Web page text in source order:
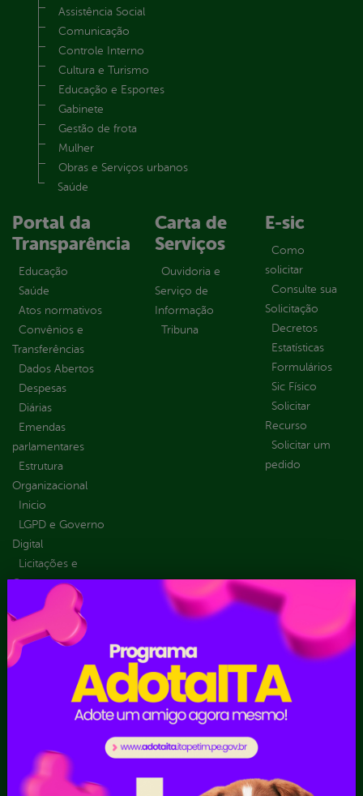
Assistência Social
Comunicação
Controle Interno
Cultura e Turismo
Educação e Esportes
Gabinete
Gestão de frota
Mulher
Obras e Serviços urbanos
Saúde
Portal da
Transparência
Educação
Saúde
Atos normativos
Convênios e
Transferências
Dados Abertos
Despesas
Diárias
Emendas
parlamentares
Estrutura
Organizacional
Inicio
LGPD e Governo
Digital
Licitações e
Contratos
Obras Públicas
Planejamento e
Prestação de Contas
Receitas
Recursos Humanos
Carta de
Serviços
Ouvidoria e
Serviço de
Informação
Tribuna
E-sic
Como
solicitar
Consulte sua
Solicitação
Decretos
Estatísticas
Formulários
Sic Físico
Solicitar
Recurso
Solicitar um
pedido
Ouvidoria
Acompanhar uma
Manifestação
Atendimento via WhatsApp
Portal Transporte
Escolar
Contratos Administrativos